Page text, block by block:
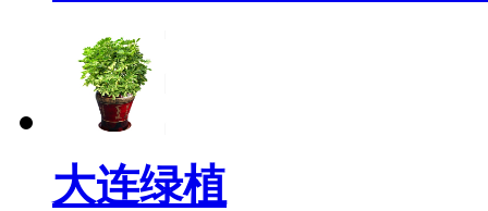
大连绿植